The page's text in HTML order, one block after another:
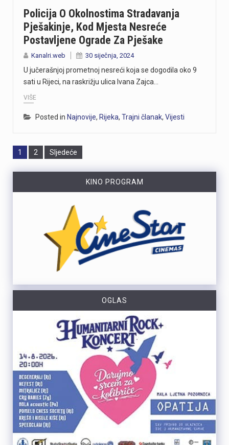
Policija O Okolnostima Stradavanja
Pješakinje, Kod Mjesta Nesreće
Postavljene Ograde Za Pješake
Kanalri.web 30 siječnja, 2024
U jučerašnjoj prometnoj nesreći koja se dogodila oko 9
sati u Rijeci, na raskrižju ulica Ivana Zajca…
VIŠE
Posted in Najnovije, Rijeka, Trajni članak, Vijesti
Page
1 Page
2 Sljedeće
KINO PROGRAM
OGLAS